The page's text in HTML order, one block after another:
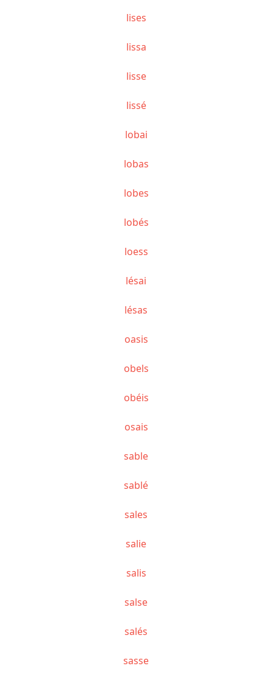
lises
lissa
lisse
lissé
lobai
lobas
lobes
lobés
loess
lésai
lésas
oasis
obels
obéis
osais
sable
sablé
sales
salie
salis
salse
salés
sasse